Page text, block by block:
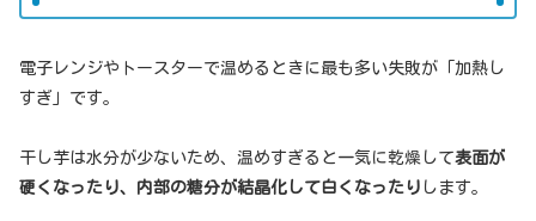
電子レンジやトースターで温めるときに最も多い失敗が「加熱し
すぎ」です。
干し芋は水分が少ないため、温めすぎると一気に乾燥して表面が
硬くなったり、内部の糖分が結晶化して白くなったり します。